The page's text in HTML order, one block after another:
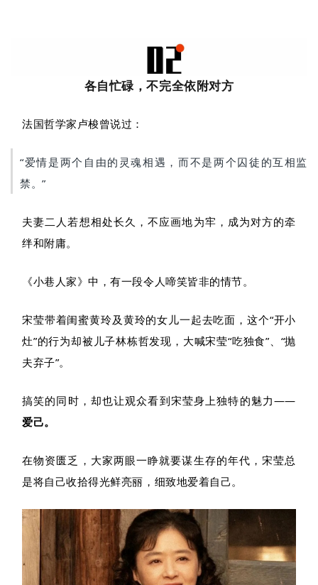
各自忙碌，不完全依附对方
法国哲学家卢梭曾说过：
“爱情是两个自由的灵魂相遇，而不是两个囚徒的互相监
禁。”
夫妻二人若想相处长久，不应画地为牢，成为对方的牵
绊和附庸。
《小巷人家》中，有一段令人啼笑皆非的情节。
宋莹带着闺蜜黄玲及黄玲的女儿一起去吃面，这个“开小
灶”的行为却被儿子林栋哲发现，大喊宋莹“吃独食”、“抛
夫弃子”。
搞笑的同时，却也让观众看到宋莹身上独特的魅力——
爱己。
在物资匮乏，大家两眼一睁就要谋生存的年代，宋莹总
是将自己收拾得光鲜亮丽，细致地爱着自己。